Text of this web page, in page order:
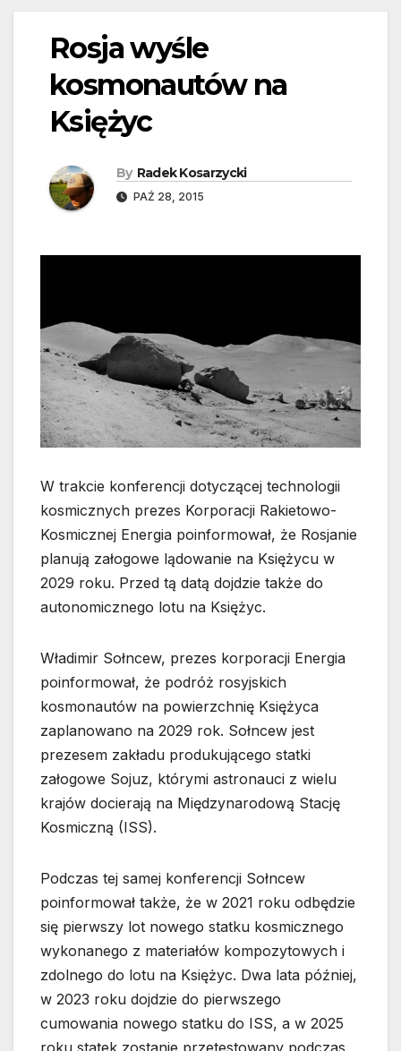
Rosja wyśle
kosmonautów na
Księżyc
By Radek Kosarzycki
PAŹ 28, 2015
W trakcie konferencji dotyczącej technologii
kosmicznych prezes Korporacji Rakietowo-
Kosmicznej Energia poinformował, że Rosjanie
planują załogowe lądowanie na Księżycu w
2029 roku. Przed tą datą dojdzie także do
autonomicznego lotu na Księżyc.
Władimir Sołncew, prezes korporacji Energia
poinformował, że podróż rosyjskich
kosmonautów na powierzchnię Księżyca
zaplanowano na 2029 rok. Sołncew jest
prezesem zakładu produkującego statki
załogowe Sojuz, którymi astronauci z wielu
krajów docierają na Międzynarodową Stację
Kosmiczną (ISS).
Podczas tej samej konferencji Sołncew
poinformował także, że w 2021 roku odbędzie
się pierwszy lot nowego statku kosmicznego
wykonanego z materiałów kompozytowych i
zdolnego do lotu na Księżyc. Dwa lata później,
w 2023 roku dojdzie do pierwszego
cumowania nowego statku do ISS, a w 2025